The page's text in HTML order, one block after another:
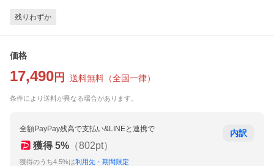
残りわずか
価格
17,490 円 送料無料 （全国一律）
条件により送料が異なる場合があります。
全額PayPay残高で支払い&LINEと連携で
獲得 5% （802pt）
獲得のうち4.5%は利用先・期間限定
内訳